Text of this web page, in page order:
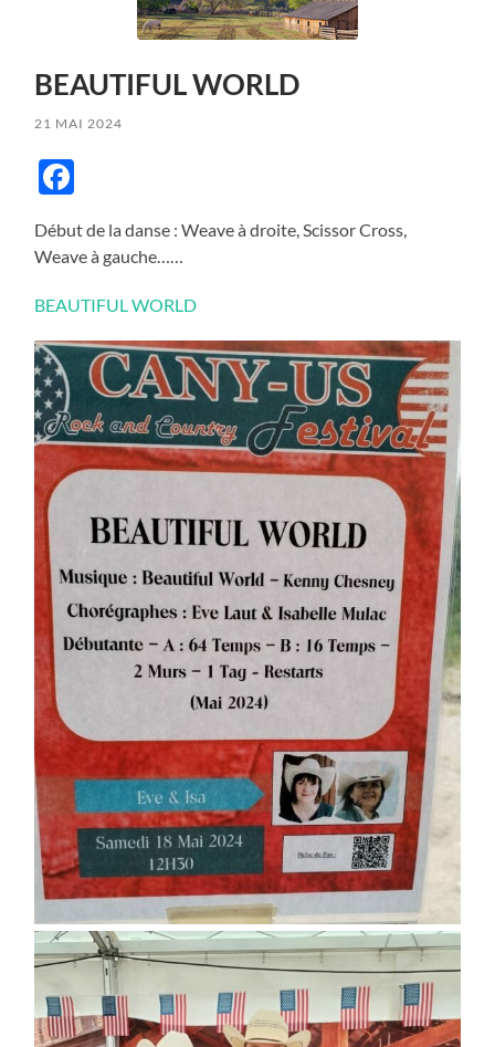
BEAUTIFUL WORLD
21 MAI 2024
Début de la danse : Weave à droite, Scissor Cross,
Weave à gauche……
BEAUTIFUL WORLD